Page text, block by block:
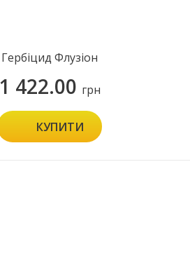
Гербіцид Флузіон
1 422.00 грн
КУПИТИ